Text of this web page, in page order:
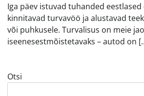
Iga päev istuvad tuhanded
kinnitavad turvavöö ja alustavad
või puhkusele. Turvalisus on meie
iseenesestmõistetavaks – autod on
Otsi